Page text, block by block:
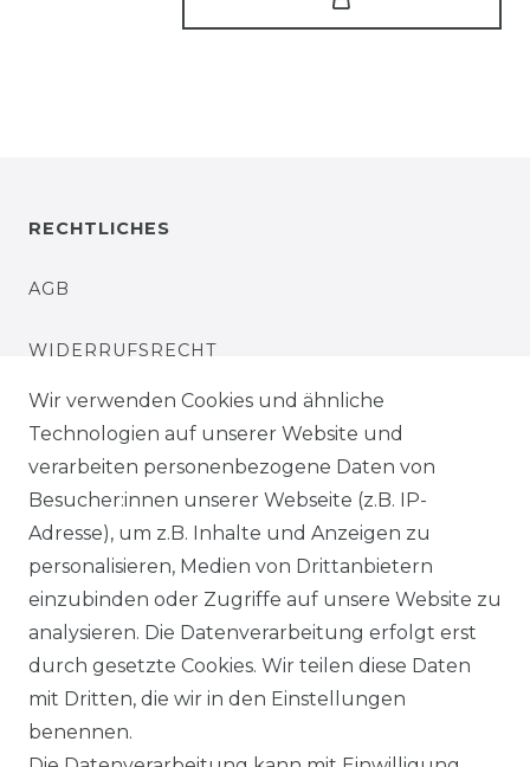
RECHTLICHES
AGB
WIDERRUFSRECHT
IMPRESSUM
DATENSCHUTZERKLÄRUNG
SERVICE
KONTAKT
WIDERRUFSFORMULAR
Wir verwenden Cookies und ähnliche
Technologien auf unserer Website und
verarbeiten personenbezogene Daten von
Besucher:innen unserer Webseite (z.B. IP-
Adresse), um z.B. Inhalte und Anzeigen zu
personalisieren, Medien von Drittanbietern
einzubinden oder Zugriffe auf unsere Website zu
analysieren. Die Datenverarbeitung erfolgt erst
durch gesetzte Cookies. Wir teilen diese Daten
mit Dritten, die wir in den Einstellungen
benennen.